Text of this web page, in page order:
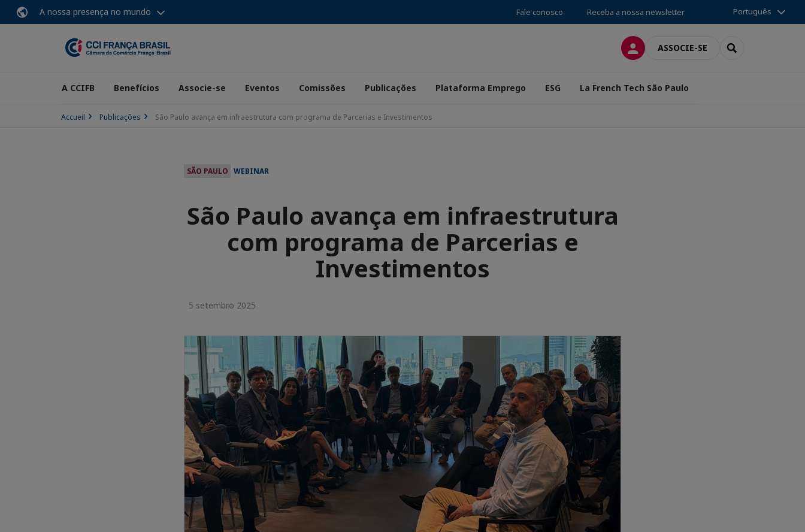
A nossa presença no mundo Fale conosco Receba a nossa newsletter Português
CONEXÃOASSOCIE-SE SEARCH
A CCIFB Benefícios Associe-se Eventos Comissões Publicações Plataforma Emprego ESG La French Tech São Paulo
Accueil Publicações São Paulo avança em infraestrutura com programa de Parcerias e Investimentos
SÃO PAULO WEBINAR
São Paulo avança em infraestrutura
com programa de Parcerias e
Investimentos
5 setembro 2025